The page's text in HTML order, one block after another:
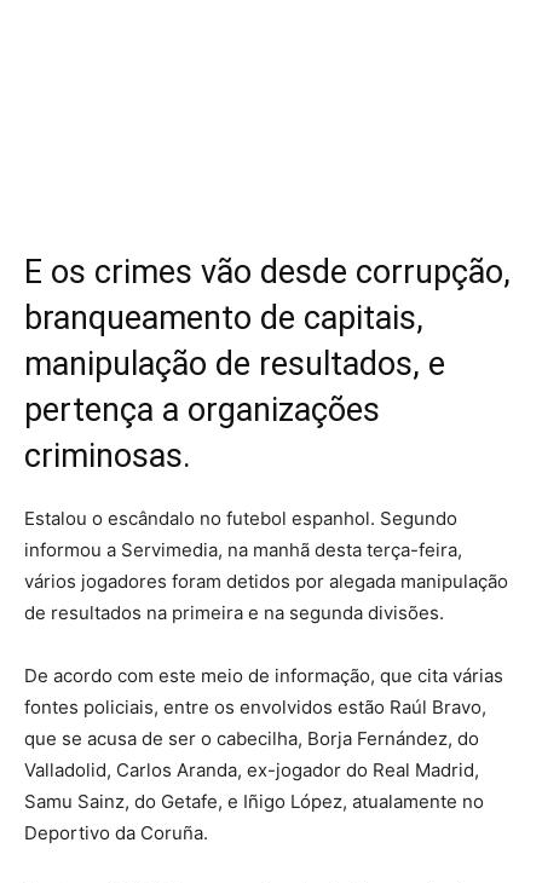
E os crimes vão desde corrupção,
branqueamento de capitais,
manipulação de resultados, e
pertença a organizações
criminosas.
Estalou o escândalo no futebol espanhol. Segundo
informou a Servimedia, na manhã desta terça-feira,
vários jogadores foram detidos por alegada manipulação
de resultados na primeira e na segunda divisões.
De acordo com este meio de informação, que cita várias
fontes policiais, entre os envolvidos estão Raúl Bravo,
que se acusa de ser o cabecilha, Borja Fernández, do
Valladolid, Carlos Aranda, ex-jogador do Real Madrid,
Samu Sainz, do Getafe, e Iñigo López, atualamente no
Deportivo da Coruña.